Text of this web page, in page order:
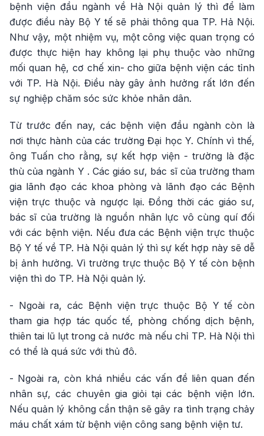
bệnh viện đầu ngành về Hà Nội quản lý thì để làm
được điều này Bộ Y tế sẽ phải thông qua TP. Hả Nội.
Như vậy, một nhiệm vụ, một công việc quan trọng có
được thực hiện hay không lại phụ thuộc vào những
mối quan hệ, cơ chế xin- cho giữa bệnh viện các tỉnh
với TP. Hà Nội. Điều này gây ảnh hưởng rất lớn đến
sự nghiệp chăm sóc sức khỏe nhân dân.
Từ trước đến nay, các bệnh viện đầu ngành còn là
nơi thực hành của các trường Đại học Y. Chính vì thế,
ông Tuấn cho rằng, sự kết hợp viện - trường là đặc
thù của ngành Y . Các giáo sư, bác sĩ của trường tham
gia lãnh đạo các khoa phòng và lãnh đạo các Bệnh
viện trực thuộc và ngược lại. Đồng thời các giáo sư,
bác sĩ của trường là nguồn nhân lực vô cùng quí đối
với các bệnh viện. Nếu đưa các Bệnh viện trực thuộc
Bộ Y tế về TP. Hà Nội quản lý thì sự kết hợp này sẽ dễ
bị ảnh hưởng. Vì trường trực thuộc Bộ Y tế còn bệnh
viện thì do TP. Hà Nội quản lý.
- Ngoài ra, các Bệnh viện trực thuộc Bộ Y tế còn
tham gia hợp tác quốc tế, phòng chống dịch bệnh,
thiên tai lũ lụt trong cả nước mà nếu chỉ TP. Hà Nội thì
có thể là quá sức với thủ đô.
- Ngoài ra, còn khá nhiều các vấn đề liên quan đến
nhân sự, các chuyên gia giỏi tại các bệnh viện lớn.
Nếu quản lý không cẩn thận sẽ gây ra tình trạng chảy
máu chất xám từ bệnh viện công sang bệnh viện tư.